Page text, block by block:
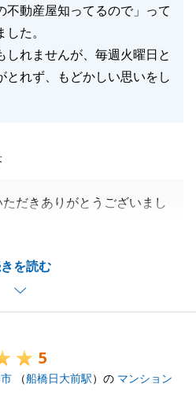
不動産屋知ってるので」って
た。
しれませんが、毎週火曜日と
とれず、もどかしい思いをし
を読む
だきありがとうございまし
す。
謝申し上げます。
、いつでもお気軽にご相談く
5
（船橋日大前駅）の マンション